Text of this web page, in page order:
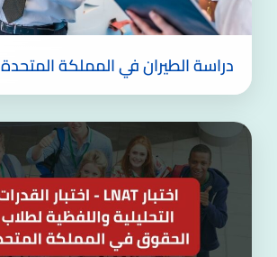
دراسة الطيران في المملكة المتحدة